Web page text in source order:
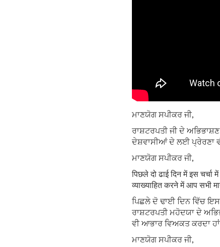
ਮਾਣਯੋਗ ਸਪੀਕਰ ਜੀ,
ਰਾਸ਼ਟਰਪਤੀ ਜੀ ਦੇ
ਦੇਸ਼ਵਾਸੀਆਂ ਦੇ ਲਈ ਪ੍ਰੇਰਣਾ
ਮਾਣਯੋਗ ਸਪੀਕਰ ਜੀ,
पिछले दो ढाई दिन में इस
व्याख्याहित करने में आप सभी
ਪਿਛਲੇ ਦੋ ਢਾਈ ਦਿਨ ਵਿੱਚ
ਰਾਸ਼ਟਰਪਤੀ ਮਹੋਦਯਾ ਦੇ
ਵੀ ਆਭਾਰ ਵਿਅਕਤ ਕਰਦਾ
ਮਾਣਯੋਗ ਸਪੀਕਰ ਜੀ,